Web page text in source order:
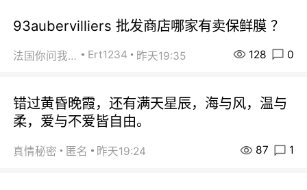
93aubervilliers 批发商店哪家有卖保鲜膜 ？
法国你问我答 Ert1234 昨天19:35 128 0
错过黄昏晚霞，还有满天星辰，海与风，温与
柔，爱与不爱皆自由。
真情秘密 匿名 昨天19:24 87 1